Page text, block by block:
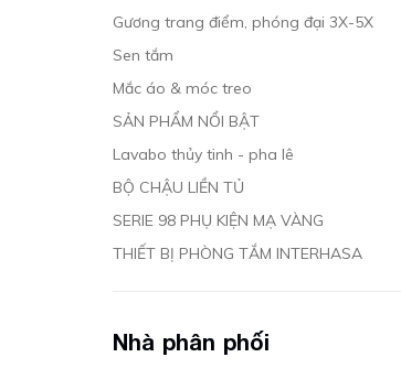
Gương trang điểm, phóng đại 3X-5X
Sen tắm
Mắc áo & móc treo
SẢN PHẨM NỔI BẬT
Lavabo thủy tinh - pha lê
BỘ CHẬU LIỀN TỦ
SERIE 98 PHỤ KIỆN MẠ VÀNG
THIẾT BỊ PHÒNG TẮM INTERHASA
Nhà phân phối